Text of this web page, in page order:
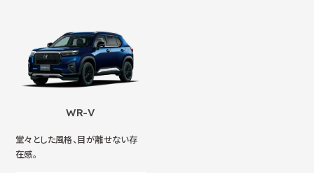
WR-V
堂々とした風格、目が離せない存
在感。